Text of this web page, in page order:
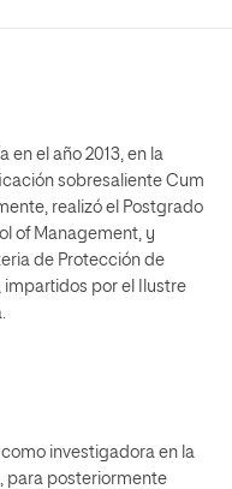
en el año 2013, en la
sobresaliente Cum
realizó el Postgrado
of Management, y
de Protección de
impartidos por el Ilustre
investigadora en la
para posteriormente